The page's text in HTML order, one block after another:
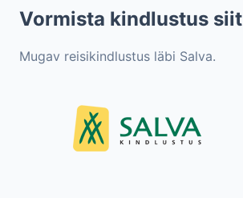
Vormista kindlustus siit
Mugav reisikindlustus läbi Salva.